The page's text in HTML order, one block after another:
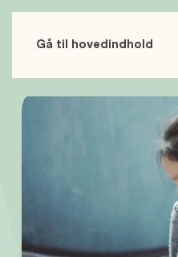
Gå til hovedindhold